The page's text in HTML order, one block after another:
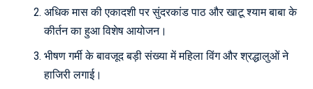
अधिक मास की एकादशी पर सुंदरकांड पाठ और खाटू श्याम बाबा के
कीर्तन का हुआ विशेष आयोजन।
भीषण गर्मी के बावजूद बड़ी संख्या में महिला विंग और श्रद्धालुओं ने
हाजिरी लगाई।